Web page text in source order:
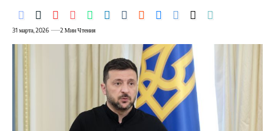
31 марта, 2026 2 Мин Чтения